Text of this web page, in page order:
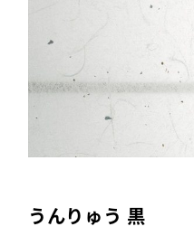
うんりゅう 黒